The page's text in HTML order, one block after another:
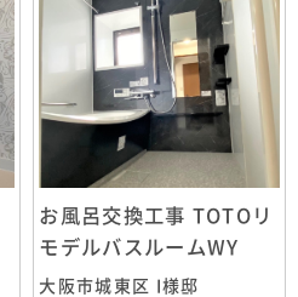
お風呂交換工事 TOTOリ
モデルバスルームWY
大阪市城東区 I様邸